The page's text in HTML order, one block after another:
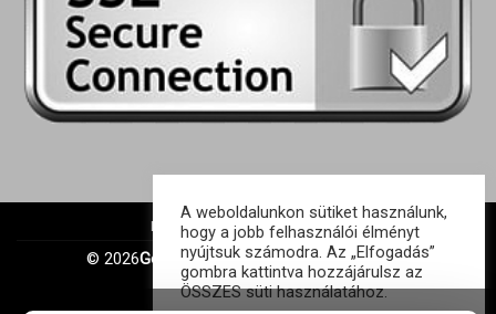
IMPRESSZUM ÁSZF GDPR
© 2026Gonagold Kft. | Minden jog fenntartva
A weboldalunkon sütiket használunk,
hogy a jobb felhasználói élményt
nyújtsuk számodra. Az „Elfogadás”
gombra kattintva hozzájárulsz az
ÖSSZES süti használatához.